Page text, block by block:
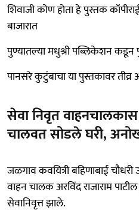
शिवाजी कोण होता हे पुस्तक
बाजारात
पुण्यातल्या मधुश्री पब्लिकेशन कडून
पानसरे कुटुंबाचा या पुस्तकावर तीव्र
सेवा निवृत
चालवत सोडले घरी,
जळगाव कवयित्री बहिणाबाई चौधरी
वाहन चालक अरविंद राजाराम
सेवानिवृत्त झाले.